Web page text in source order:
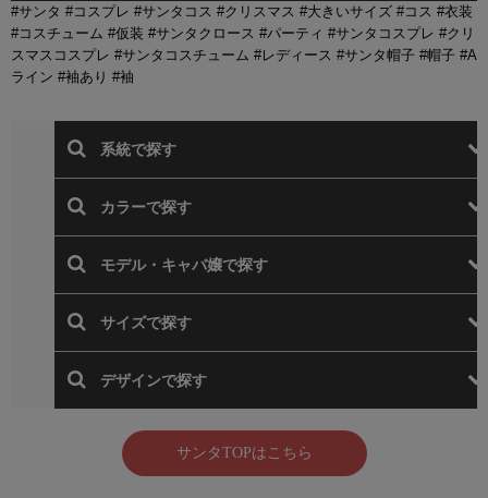
#サンタ #コスプレ #サンタコス #クリスマス #大きいサイズ #コス #衣装
#コスチューム #仮装 #サンタクロース #パーティ #サンタコスプレ #クリ
スマスコスプレ #サンタコスチューム #レディース #サンタ帽子 #帽子 #A
ライン #袖あり #袖